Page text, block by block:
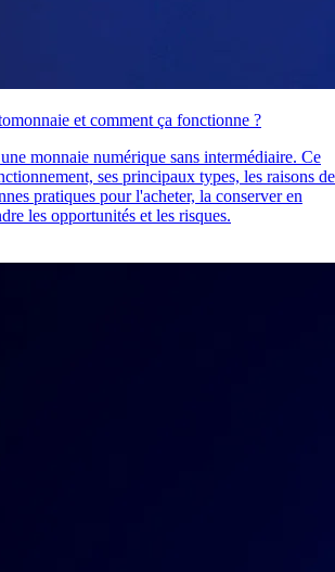
et comment ça fonctionne ?
monnaie numérique sans intermédiaire. Ce
ses principaux types, les raisons de
pratiques pour l'acheter, la conserver en
les opportunités et les risques.